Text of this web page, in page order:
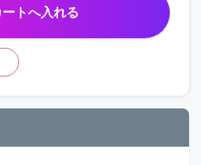
トへ入れる